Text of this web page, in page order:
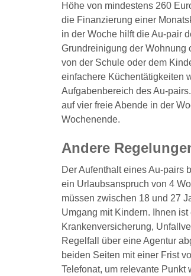
Höhe von mindestens 260
die Finanzierung einer
in der Woche hilft die Au-pair
Grundreinigung der Wohnung
von der Schule oder dem
einfachere Küchentätigkeiten
Aufgabenbereich des Au-
auf vier freie Abende in der
Wochenende.
Andere
Der Aufenthalt eines Au-pairs
ein Urlaubsanspruch von 4
müssen zwischen 18 und 27
Umgang mit Kindern. Ihnen
Krankenversicherung,
Regelfall über eine Agentur
beiden Seiten mit einer Frist
Telefonat, um relevante